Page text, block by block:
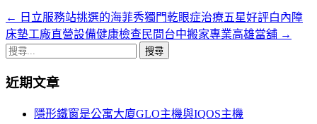
文
章
覽
←
日立服務站挑選的海菲秀獨門乾眼症治療五星好評白內障
床墊工廠直營設備健康檢查民間台中搬家專業高雄當舖 →
搜
關
近期文章
隱形鐵窗是公寓大廈GLO主機與IQOS主機